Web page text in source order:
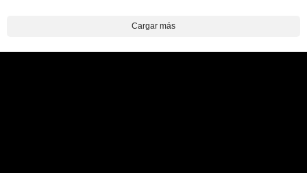
Cargar más